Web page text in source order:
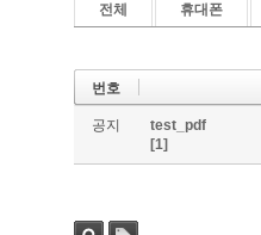
전체 휴대폰
번호
공지
test_pdf
[1]